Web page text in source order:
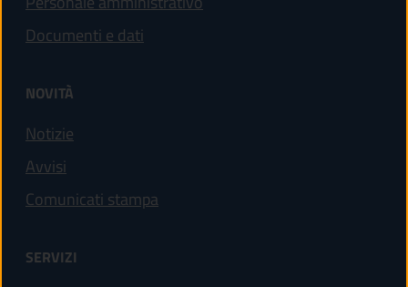
Documenti e dati
NOVITÀ
Notizie
Avvisi
Comunicati stampa
SERVIZI